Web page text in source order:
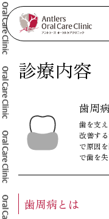
つくばの歯医者で歯を失うリス
診療内容
歯周
歯を支
改善す
で原因
で歯を
歯周病とは